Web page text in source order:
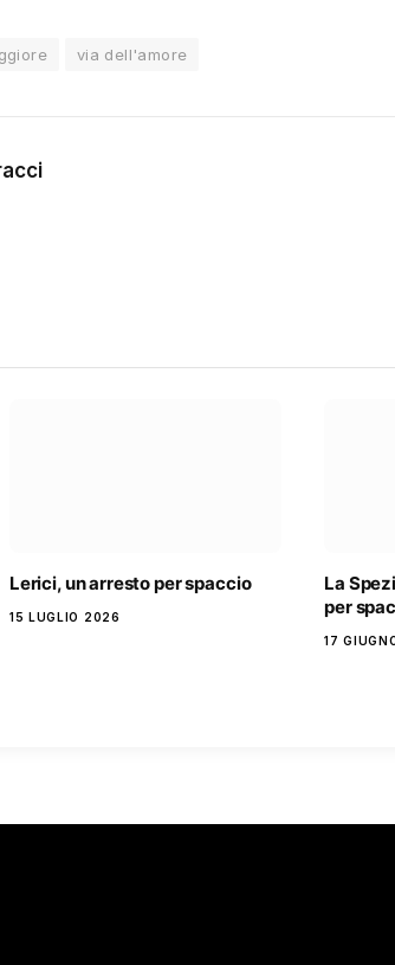
via dell'amore
Lerici, un arresto per spaccio
15 LUGLIO 2026
La
per
17